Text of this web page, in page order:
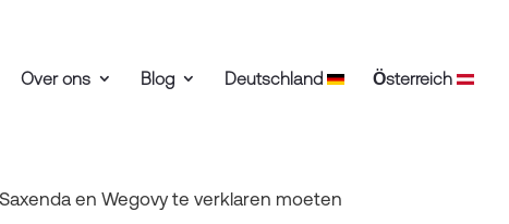
Over ons Blog Deutschland Österreich
en Wegovy te verklaren moeten